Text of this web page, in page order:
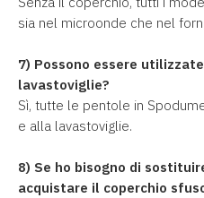
sia nel microonde che nel
7) Possono essere
lavastoviglie?
Sì, tutte le pentole in
e alla lavastoviglie.
8) Se ho bisogno di
acquistare il coperchio